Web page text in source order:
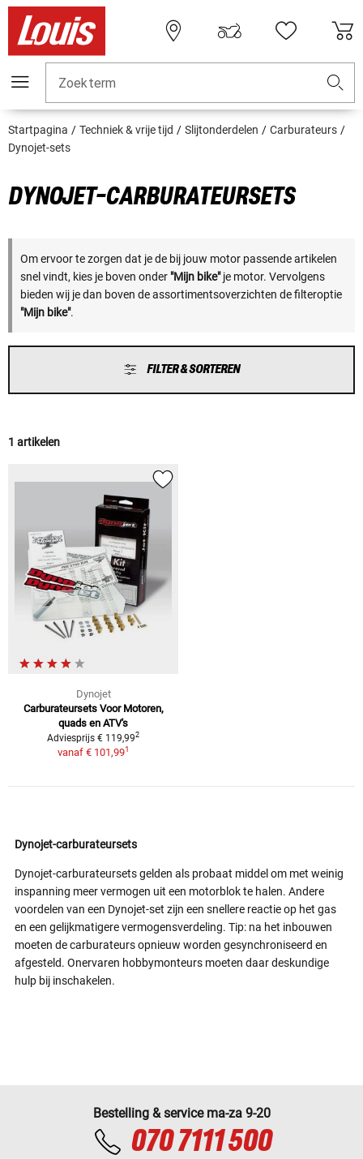
Zoekterm
Startpagina Techniek & vrije tijd Slijtonderdelen
Carburateurs
Dynojet-sets
DYNOJET-CARBURATEURSETS
Om ervoor te zorgen dat je de bij jouw motor passende artikelen
snel vindt, kies je boven onder "Mijn bike"je motor. Vervolgens
bieden wij je dan boven de assortimentsoverzichten de filteroptie
"Mijn bike".
FILTER & SORTEREN
1 artikelen
Dynojet
Carburateursets Voor Motoren,
quads en ATV's
Adviesprijs € 119,992
vanaf € 101,991
Dynojet-carburateursets
Dynojet-carburateursets gelden als probaat middel om met weinig
inspanning meer vermogen uit een motorblok te halen. Andere
voordelen van een Dynojet-set zijn een snellere reactie op het gas
en een gelijkmatigere vermogensverdeling. Tip: na het inbouwen
moeten de carburateurs opnieuw worden gesynchroniseerd en
afgesteld. Onervaren hobbymonteurs moeten daar deskundige
hulp bij inschakelen.
Bestelling & service ma-za 9-20
070 7111 500